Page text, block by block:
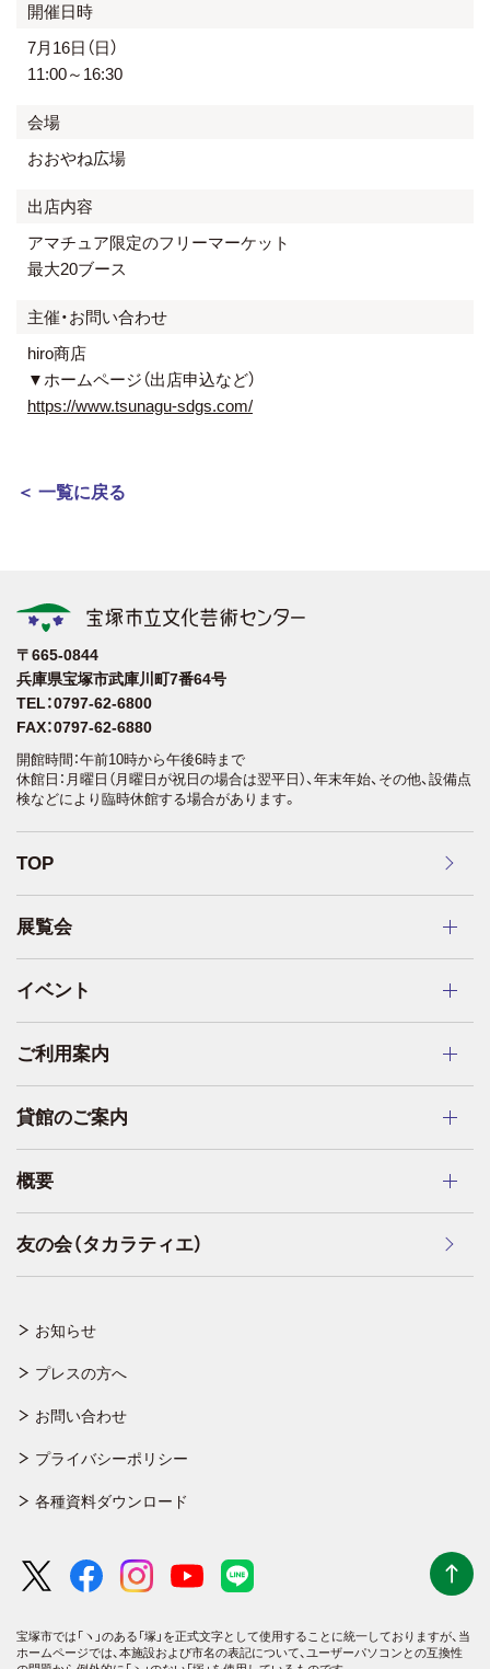
開催日時
7月16日（日）
11:00～16:30
会場
おおやね広場
出店内容
アマチュア限定のフリーマーケット
最大20ブース
主催・お問い合わせ
hiro商店
▼ホームページ（出店申込など）
https://www.tsunagu-sdgs.com/
＜ 一覧に戻る
お知らせ
プレスの方へ
お問い合わせ
プライバシーポリシー
各種資料ダウンロード
TOP
展覧会
イベント
ご利用案内
貸館のご案内
概要
友の会（タカラティエ）
〒665-0844
兵庫県宝塚市武庫川町7番64号
TEL：0797-62-6800
FAX：0797-62-6880
開館時間：午前10時から午後6時まで
休館日：月曜日（月曜日が祝日の場合は翌平日）、年末年始、その他、設備点
検などにより臨時休館する場合があります。
宝塚市では「ヽ」のある「塚」を正式文字として使用することに統一しておりますが、 当
ホームページでは、本施設および市名の表記について、ユーザーパソコンとの互換性